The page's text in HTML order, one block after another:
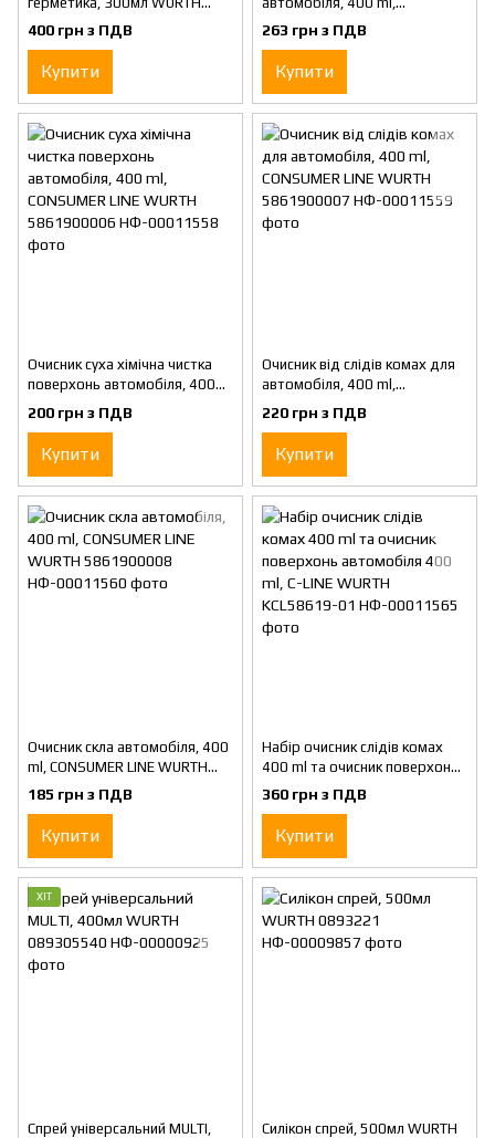
08931000
400 грн з ПДВ
Купити
CONSUMER LINE WURTH
5861900009
263 грн з ПДВ
Купити
Очисник суха хімічна чистка
поверхонь автомобіля, 400
ml, CONSUMER LINЕ WURTH
5861900006
200 грн з ПДВ
Купити
Очисник від слідів комах для
автомобіля, 400 ml,
CONSUMER LINE WURTH
5861900007
220 грн з ПДВ
Купити
Очисник скла автомобіля, 400
ml, CONSUMER LINE WURTH
5861900008
185 грн з ПДВ
Купити
Набір очисник слідів комах
400 ml та очисник поверхонь
автомобіля 400 ml, C-LINE
WURTH KCL58619-01
360 грн з ПДВ
Купити
ХІТ
Спрей універсальний MULTI,
Силікон спрей, 500мл WURTH